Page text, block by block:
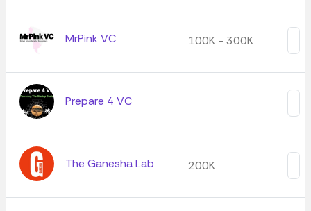
MrPink VC 100K - 300K
Prepare 4 VC
The Ganesha Lab 200K